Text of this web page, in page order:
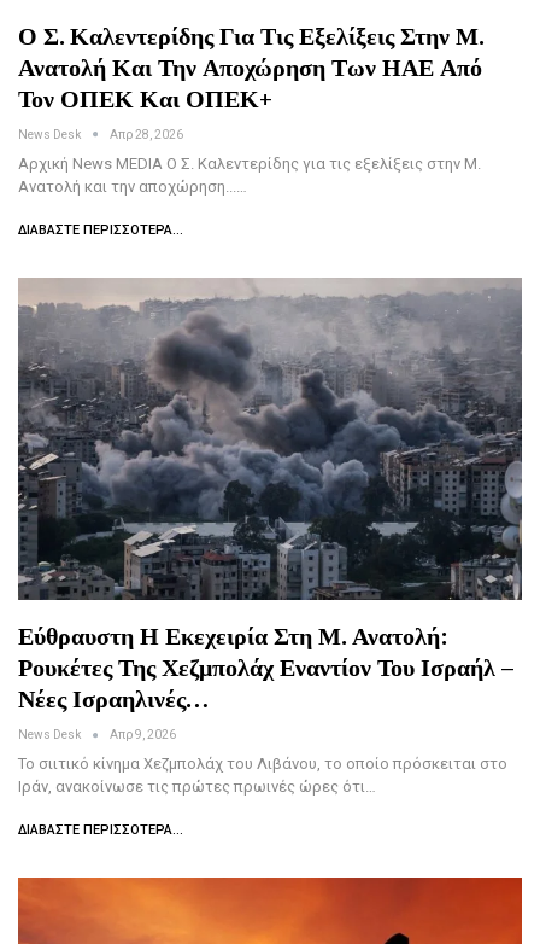
Ο Σ. Καλεντερίδης Για Τις Εξελίξεις Στην Μ.
Ανατολή Και Την Αποχώρηση Των ΗΑΕ Από
Τον ΟΠΕΚ Και ΟΠΕΚ+
News Desk Απρ 28, 2026
Αρχική News MEDIA Ο Σ. Καλεντερίδης για τις εξελίξεις στην Μ.
Ανατολή και την αποχώρηση...…
ΔΙΑΒΆΣΤΕ ΠΕΡΙΣΣΌΤΕΡΑ...
Εύθραυστη Η Εκεχειρία Στη Μ. Ανατολή:
Ρουκέτες Της Χεζμπολάχ Εναντίον Του Ισραήλ –
Νέες Ισραηλινές…
News Desk Απρ 9, 2026
Το σιιτικό κίνημα Χεζμπολάχ του Λιβάνου, το οποίο πρόσκειται στο
Ιράν, ανακοίνωσε τις πρώτες πρωινές ώρες ότι…
ΔΙΑΒΆΣΤΕ ΠΕΡΙΣΣΌΤΕΡΑ...